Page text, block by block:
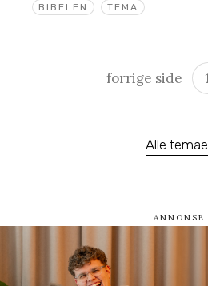
BIBELEN TEMA
Innleggsnavigasjon
forrige side
Alle